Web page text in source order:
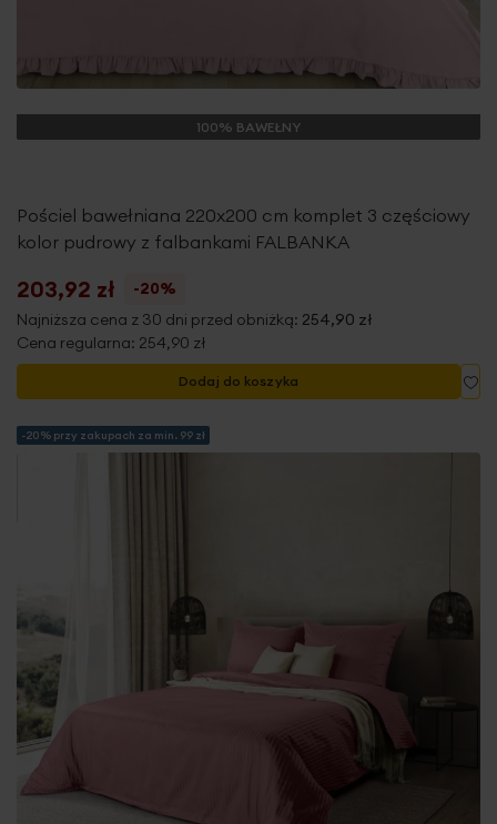
100% BAWEŁNY
Pościel bawełniana 220x200 cm komplet 3 częściowy
kolor pudrowy z falbankami FALBANKA
203,92 zł
-20%
Najniższa cena z 30 dni przed obniżką: 254,90 zł
Cena regularna: 254,90 zł
Dodaj do koszyka
-20% przy zakupach za min. 99 zł